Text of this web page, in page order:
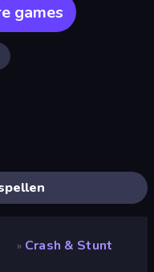
games
» Crash & Stunt